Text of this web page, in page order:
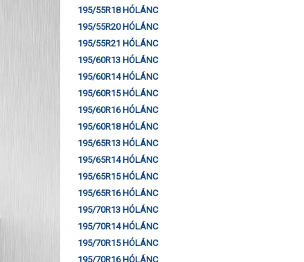
195/55R18 HÓLÁNC
195/55R20 HÓLÁNC
195/55R21 HÓLÁNC
195/60R13 HÓLÁNC
195/60R14 HÓLÁNC
195/60R15 HÓLÁNC
195/60R16 HÓLÁNC
195/60R18 HÓLÁNC
195/65R13 HÓLÁNC
195/65R14 HÓLÁNC
195/65R15 HÓLÁNC
195/65R16 HÓLÁNC
195/70R13 HÓLÁNC
195/70R14 HÓLÁNC
195/70R15 HÓLÁNC
195/70R16 HÓLÁNC